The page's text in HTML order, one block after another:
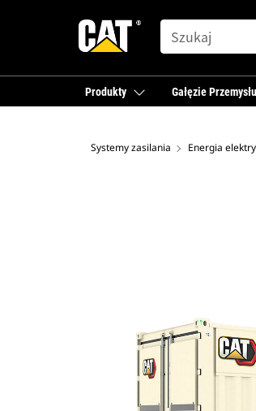
SEARCH
Produkty Gałęzie Przemysłu
Systemy zasilania Energia